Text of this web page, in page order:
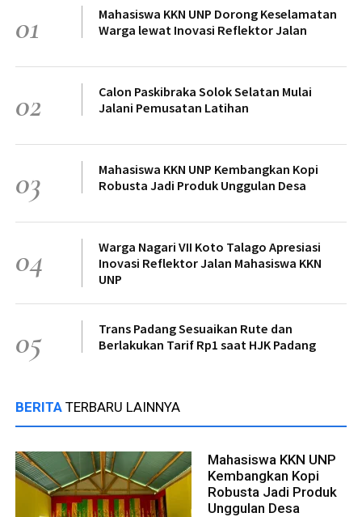
01
Mahasiswa KKN UNP Dorong Keselamatan
Warga lewat Inovasi Reflektor Jalan
02
Calon Paskibraka Solok Selatan Mulai
Jalani Pemusatan Latihan
03
Mahasiswa KKN UNP Kembangkan Kopi
Robusta Jadi Produk Unggulan Desa
04
Warga Nagari VII Koto Talago Apresiasi
Inovasi Reflektor Jalan Mahasiswa KKN
UNP
05
Trans Padang Sesuaikan Rute dan
Berlakukan Tarif Rp1 saat HJK Padang
BERITA TERBARU LAINNYA
Mahasiswa KKN UNP
Kembangkan Kopi
Robusta Jadi Produk
Unggulan Desa